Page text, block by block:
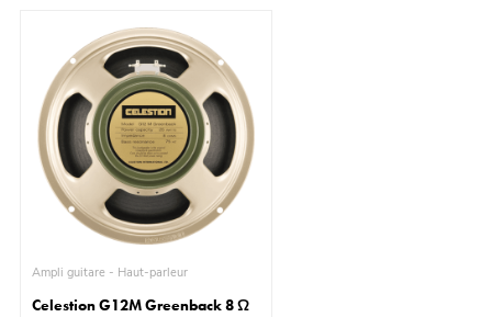
Ampli guitare - Haut-parleur
Celestion G12M Greenback 8 Ω